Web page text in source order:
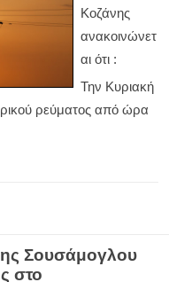
Κοζάνης
ανακοινώνετ
αι ότι :
Την Κυριακή
ρεύματος από ώρα
Σουσάμογλου
στο